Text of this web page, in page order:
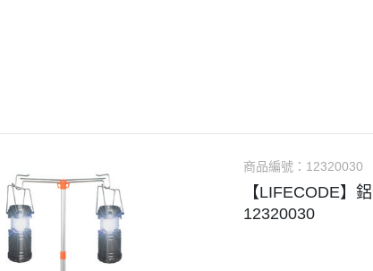
商品編號： 12320030
【LIFECODE】
12320030